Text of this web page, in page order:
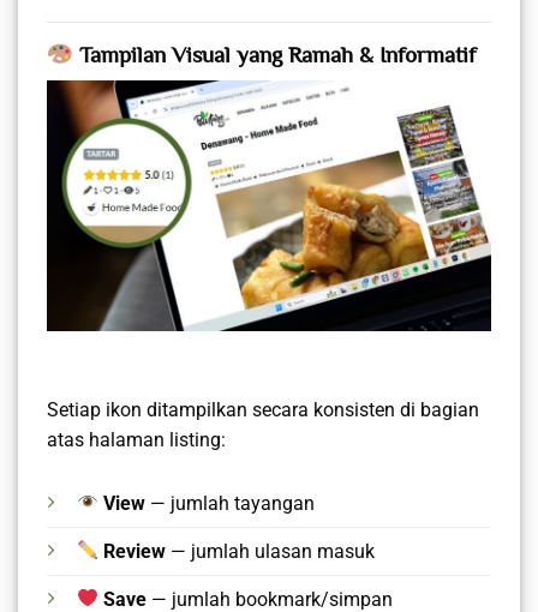
Tampilan Visual yang Ramah & Informatif
Setiap ikon ditampilkan secara konsisten di bagian
atas halaman listing:
View — jumlah tayangan
Review — jumlah ulasan masuk
Save — jumlah bookmark/simpan